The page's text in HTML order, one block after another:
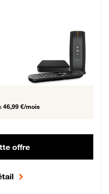
51,99 € par mois, Engagement 12 mois
46,99 €/mois
offre